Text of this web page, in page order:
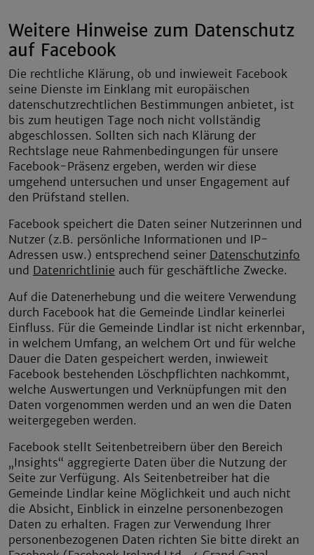
Weitere Hinweise zum Datenschutz
auf Facebook
Die rechtliche Klärung, ob und inwieweit Facebook
seine Dienste im Einklang mit europäischen
datenschutzrechtlichen Bestimmungen anbietet, ist
bis zum heutigen Tage noch nicht vollständig
abgeschlossen. Sollten sich nach Klärung der
Rechtslage neue Rahmenbedingungen für unsere
Facebook-Präsenz ergeben, werden wir diese
umgehend untersuchen und unser Engagement auf
den Prüfstand stellen.
Facebook speichert die Daten seiner Nutzerinnen und
Nutzer (z.B. persönliche Informationen und IP-
Adressen usw.) entsprechend seiner Datenschutzinfo
und Datenrichtlinie auch für geschäftliche Zwecke.
Auf die Datenerhebung und die weitere Verwendung
durch Facebook hat die Gemeinde Lindlar keinerlei
Einfluss. Für die Gemeinde Lindlar ist nicht erkennbar,
in welchem Umfang, an welchem Ort und für welche
Dauer die Daten gespeichert werden, inwieweit
Facebook bestehenden Löschpflichten nachkommt,
welche Auswertungen und Verknüpfungen mit den
Daten vorgenommen werden und an wen die Daten
weitergegeben werden.
Facebook stellt Seitenbetreibern über den Bereich
„Insights“ aggregierte Daten über die Nutzung der
Seite zur Verfügung. Als Seitenbetreiber hat die
Gemeinde Lindlar keine Möglichkeit und auch nicht
die Absicht, Einblick in einzelne personenbezogen
Daten zu erhalten. Fragen zur Verwendung Ihrer
personenbezogenen Daten richten Sie bitte direkt an